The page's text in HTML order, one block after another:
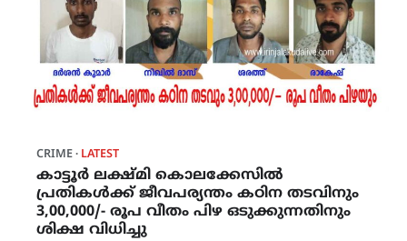
CRIME LATEST
കാട്ടൂർ ലക്ഷ്മി കൊലക്കേസിൽ
പ്രതികൾക്ക് ജീവപര്യന്തം കഠിന തടവിനും
3,00,000/- രൂപ വീതം പിഴ ഒടുക്കുന്നതിനും
ശിക്ഷ വിധിച്ചു